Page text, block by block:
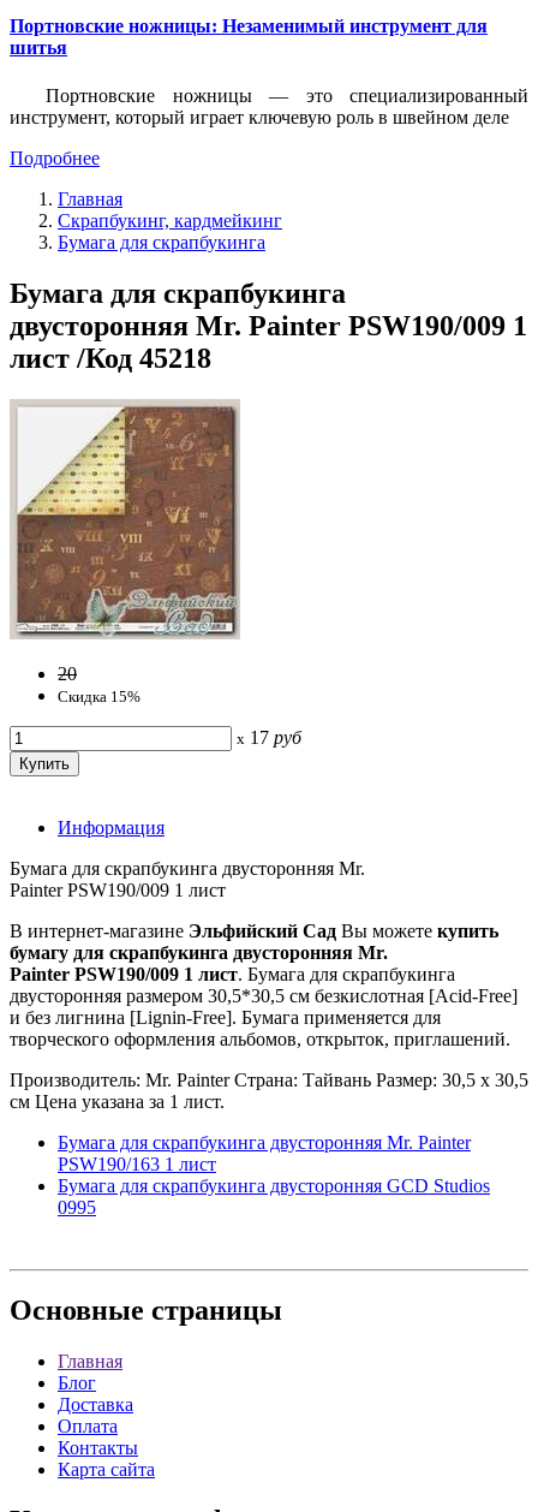
Портновские ножницы: Незаменимый инструмент для
шитья
Портновские ножницы — это специализированный
инструмент, который играет ключевую роль в швейном деле
Подробнее
Главная
Скрапбукинг, кардмейкинг
Бумага для скрапбукинга
Бумага для скрапбукинга
двусторонняя Mr. Painter PSW190/009 1
лист /Код 45218
20
Скидка 15%
x 17 руб
Информация
Бумага для скрапбукинга двусторонняя Mr.
Painter PSW190/009 1 лист
В интернет-магазине Эльфийский Сад Вы можете купить
бумагу для скрапбукинга двусторонняя Mr.
Painter PSW190/009 1 лист. Бумага для скрапбукинга
двусторонняя размером 30,5*30,5 см безкислотная [Acid-Free]
и без лигнина [Lignin-Free]. Бумага применяется для
творческого оформления альбомов, открыток, приглашений.
Производитель: Mr. Painter Страна: Тайвань Размер: 30,5 х 30,5
см Цена указана за 1 лист.
Бумага для скрапбукинга двусторонняя Mr. Painter
PSW190/163 1 лист
Бумага для скрапбукинга двусторонняя GCD Studios
0995
Основные страницы
Главная
Блог
Доставка
Оплата
Контакты
Карта сайта